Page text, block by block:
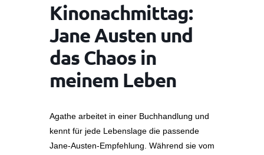
Kinonachmittag:
Jane Austen und
das Chaos in
meinem Leben
Agathe arbeitet in einer Buchhandlung und
kennt für jede Lebenslage die passende
Jane-Austen-Empfehlung. Während sie vom